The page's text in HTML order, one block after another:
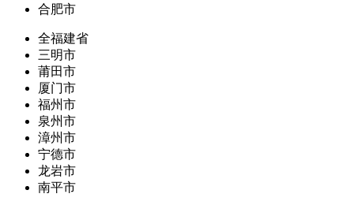
合肥市
全福建省
三明市
莆田市
厦门市
福州市
泉州市
漳州市
宁德市
龙岩市
南平市